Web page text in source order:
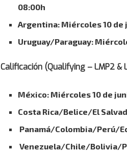
08:00h
Argentina: Miércoles 10 de
Uruguay/Paraguay:
Calificación (Qualifying – LMP2 &
México: Miércoles 10 de
Costa Rica/Belice/El
Panamá/Colombia/Perú/
Venezuela/Chile/Bolivia/